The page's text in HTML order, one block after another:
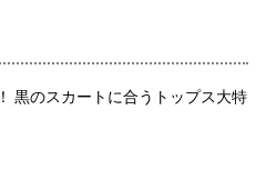
黒のスカートに合うトップス大特